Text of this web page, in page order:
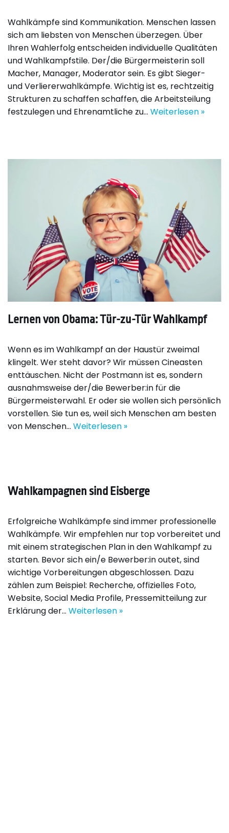
Wahlkämpfe sind Kommunikation. Menschen lassen
sich am liebsten von Menschen überzegen. Über
Ihren Wahlerfolg entscheiden individuelle Qualitäten
und Wahlkampfstile. Der/die Bürgermeisterin soll
Macher, Manager, Moderator sein. Es gibt Sieger-
und Verliererwahlkämpfe. Wichtig ist es, rechtzeitig
Strukturen zu schaffen schaffen, die Arbeitsteilung
festzulegen und Ehrenamtliche zu… Weiterlesen »
Lernen von Obama: Tür-zu-Tür Wahlkampf
Wenn es im Wahlkampf an der Haustür zweimal
klingelt. Wer steht davor? Wir müssen Cineasten
enttäuschen. Nicht der Postmann ist es, sondern
ausnahmsweise der/die Bewerber:in für die
Bürgermeisterwahl. Er oder sie wollen sich persönlich
vorstellen. Sie tun es, weil sich Menschen am besten
von Menschen… Weiterlesen »
Wahlkampagnen sind Eisberge
Erfolgreiche Wahlkämpfe sind immer professionelle
Wahlkämpfe. Wir empfehlen nur top vorbereitet und
mit einem strategischen Plan in den Wahlkampf zu
starten. Bevor sich ein/e Bewerber:in outet, sind
wichtige Vorbereitungen abgeschlossen. Dazu
zählen zum Beispiel: Recherche, offizielles Foto,
Website, Social Media Profile, Pressemitteilung zur
Erklärung der… Weiterlesen »